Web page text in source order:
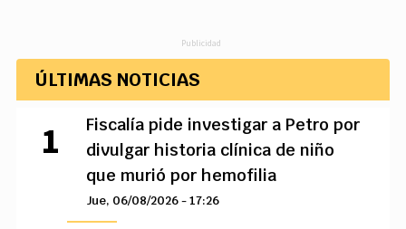
Publicidad
ÚLTIMAS NOTICIAS
Fiscalía pide investigar a Petro por
divulgar historia clínica de niño
que murió por hemofilia
Jue, 06/08/2026 - 17:26